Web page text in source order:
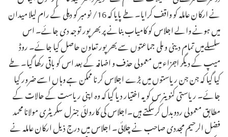
نے ارکان عاملہ کو واقف کرایا۔ طے پایا کہ 16/ نومبر کو دہلی کے رام لیلا میدان
میں ہونے والے اجلاس کو کامیاب بنانے پر بھرپور توجہ دی جائے۔ اس
سلسلےمیں تمام دینی و ملی جماعتوں سے بھرپور تعاون حاصل کیا جائے۔ روڈ
میپ کے دیگر اجزاء میں معمولی حذف و اضافہ کے بعد اس کو باقی رکھا گیا۔ طے
کیا گیا کہ جن جن ریاستوں میں بڑے اجلاس کرنا ممکن ہے وہاں اسے ضرور کیا
جائے۔ ریاستی کنوینرس کو یہ اختیار دیا گیا کہ وہ اپنی ریاست کے حالات کے
مطابق معمولی ردوبدل کرسکتے ہیں۔اجلاس کی کاروائی جنرل سکریٹری مولانا محمد
فضل الرحیم مجددی صاحب نے چلائی۔ اجلاس میں درج ذیل ارکان عاملہ نے